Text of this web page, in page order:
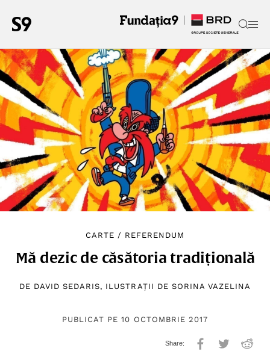
CARTE / REFERENDUM
Mă dezic de căsătoria tradițională
DE DAVID SEDARIS, ILUSTRAȚII DE SORINA VAZELINA
PUBLICAT PE 10 OCTOMBRIE 2017